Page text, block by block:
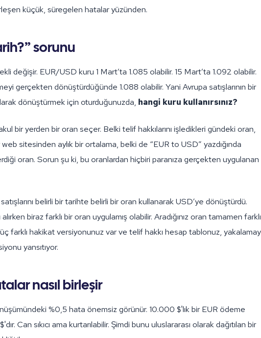
küçük, süregelen hatalar yüzünden.
sorunu
değişir. EUR/USD kuru 1 Mart’ta 1.085 olabilir. 15 Mart’ta 1.092 olabilir.
gerçekten dönüştürdüğünde 1.088 olabilir. Yani Avrupa satışlarının bir
dönüştürmek için oturduğunuzda, hangi kuru kullanırsınız?
bir yerden bir oran seçer. Belki telif hakkılarını işledikleri gündeki oran,
sitesinden aylık bir ortalama, belki de “EUR to USD” yazdığında
oran. Sorun şu ki, bu oranlardan hiçbiri paranıza gerçekten uygulanan
satışlarını belirli bir tarihte belirli bir oran kullanarak USD’ye dönüştürdü.
biraz farklı bir oran uygulamış olabilir. Aradığınız oran tamamen farklı
üç farklı hakikat versiyonunuz var ve telif hakkı hesap tablonuz,
yansıtıyor.
nasıl birleşir
%0,5 hata önemsiz görünür. 10.000 $'lık bir EUR ödeme
Can sıkıcı ama kurtarılabilir. Şimdi bunu uluslararası olarak dağıtılan bir